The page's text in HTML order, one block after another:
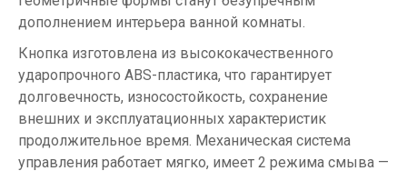
дополнением интерьера ванной комнаты.
Кнопка изготовлена из высококачественного
ударопрочного ABS-пластика, что гарантирует
долговечность, износостойкость, сохранение
внешних и эксплуатационных характеристик
продолжительное время. Механическая система
управления работает мягко, имеет 2 режима смыва —